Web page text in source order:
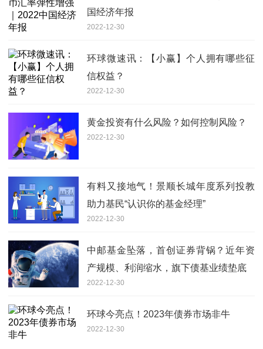
国经济年报
2022-12-30
环球微速讯：【小赢】个人拥有哪些征
信权益？
2022-12-30
黄金投资有什么风险？如何控制风险？
2022-12-30
有料又接地气！景顺长城年度系列投教
助力基民“认识你的基金经理”
2022-12-30
中邮基金坠落，首创证券背锅？近年资
产规模、利润缩水，旗下债基业绩垫底
2022-12-30
环球今亮点！2023年债券市场非牛
2022-12-30